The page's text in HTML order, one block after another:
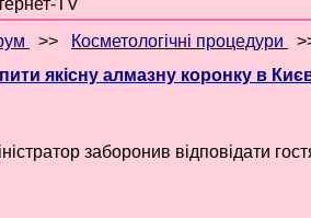
>> Косметологічні процедури
якісну алмазну коронку в
заборонив відповідати